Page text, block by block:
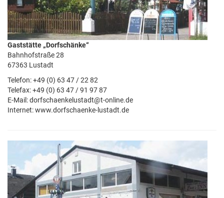
Gaststätte „Dorfschänke“
Bahnhofstraße 28
67363 Lustadt
Telefon: +49 (0) 63 47 / 22 82
Telefax: +49 (0) 63 47 / 91 97 87
E-Mail: dorfschaenkelustadt@t-online.de
Internet: www.dorfschaenke-lustadt.de